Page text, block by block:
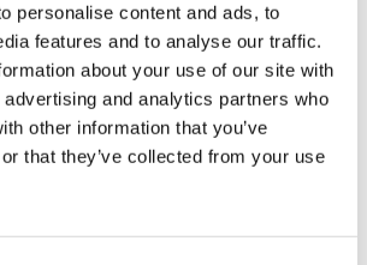
personalise content and ads, to
features and to analyse our traffic.
about your use of our site with
and analytics partners who
other information that you’ve
that they’ve collected from your use
karton